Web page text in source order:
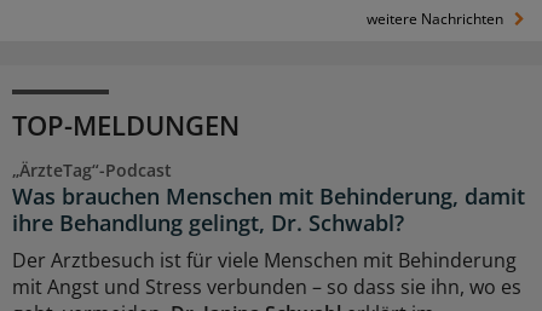
weitere Nachrichten
TOP-MELDUNGEN
„ÄrzteTag“-Podcast
Was brauchen Menschen mit Behinderung, damit
ihre Behandlung gelingt, Dr. Schwabl?
Der Arztbesuch ist für viele Menschen mit Behinderung
mit Angst und Stress verbunden – so dass sie ihn, wo es